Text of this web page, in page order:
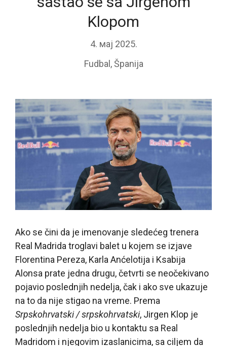
Klopom
4. мај 2025.
Fudbal ,Španija
Ako se čini da je imenovanje sledećeg trenera
Real Madrida troglavi balet u kojem se izjave
Florentina Pereza, Karla Anćelotija i Ksabija
Alonsa prate jedna drugu, četvrti se neočekivano
pojavio poslednjih nedelja, čak i ako sve ukazuje
na to da nije stigao na vreme. Prema
Srpskohrvatski / srpskohrvatski, Jirgen Klop je
poslednjih nedelja bio u kontaktu sa Real
Madridom i njegovim izaslanicima, sa ciljem da